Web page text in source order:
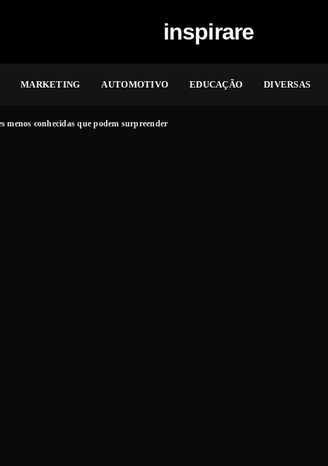
inspirare
MARKETING AUTOMOTIVO EDUCAÇÃO DIVERSAS
menos conhecidas que podem surpreender